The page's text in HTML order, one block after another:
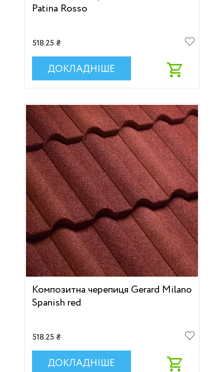
Patina Rosso
518.25 ₴
ДОКЛАДНІШЕ
Композитна черепиця Gerard Milano
Spanish red
518.25 ₴
ДОКЛАДНІШЕ